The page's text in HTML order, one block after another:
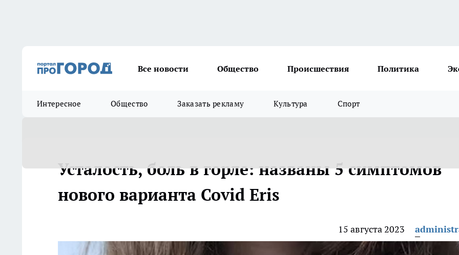
Все новости Общество Происшествия Политика
Интересное Общество Заказать рекламу Культура Спорт
Усталость, боль в горле: названы 5 симптомов
нового варианта Covid Eris
15 августа 2023